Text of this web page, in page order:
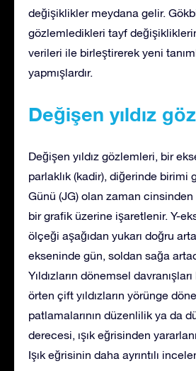
değişiklikler meydana gelir.
gözlemledikleri tayf
verileri ile birleştirerek yeni
yapmışlardır.
Değişen yıldız
Değişen yıldız gözlemleri, bir
parlaklık (kadir), diğerinde birimi
Günü (JG) olan zaman cinsinden
bir grafik üzerine işaretlenir. Y-
ölçeği aşağıdan yukarı doğru
ekseninde gün, soldan sağa
Yıldızların dönemsel
örten çift yıldızların yörünge
patlamalarının düzenlilik ya da
derecesi, ışık eğrisinden
Işık eğrisinin daha ayrıntılı